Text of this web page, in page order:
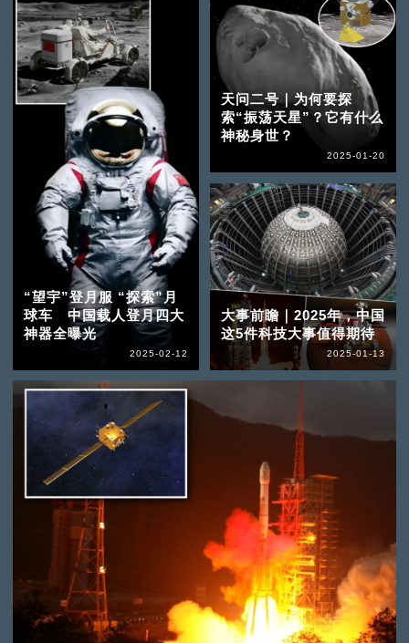
“望宇”登月服 “探索”月
球车 中国载人登月四大
神器全曝光
2025-02-12
天问二号｜为何要探
索“振荡天星”？它有什么
神秘身世？
2025-01-20
大事前瞻｜2025年，中国
这5件科技大事值得期待
2025-01-13